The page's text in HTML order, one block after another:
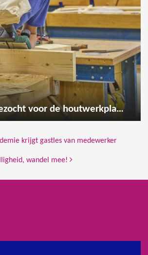
Vrijwilligers gezocht voor de houtwerkplaats
krijgt gastles van medewerker
wandel mee!